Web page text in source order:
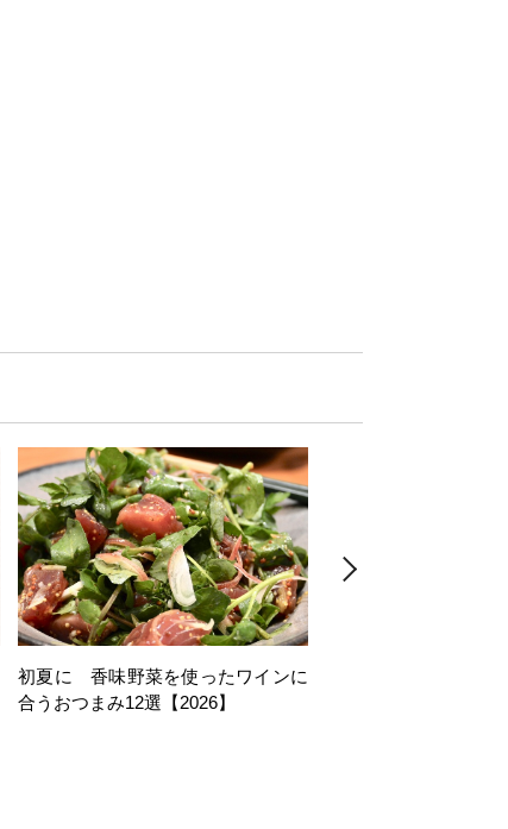
初夏に 香味野菜を使ったワインに
合うおつまみ12選【2026】